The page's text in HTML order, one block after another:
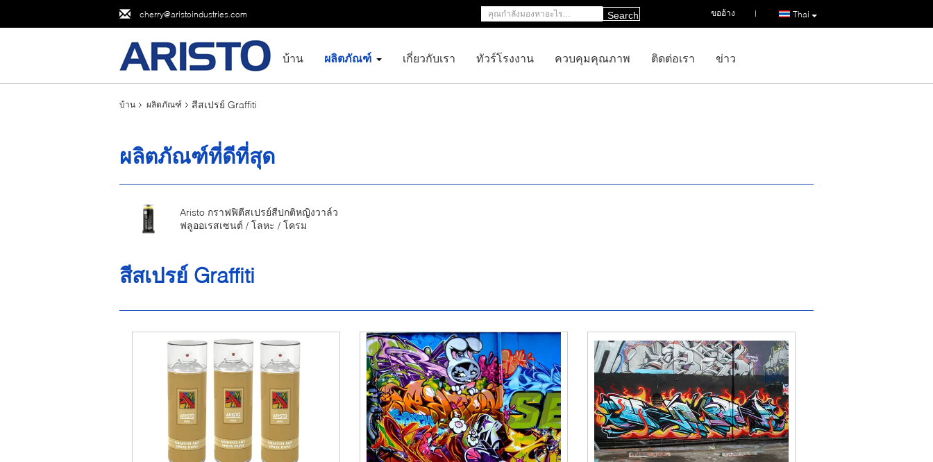
cherry@aristoindustries.com Thai
ขออ้าง |
Search
บ้าน ผลิตภัณฑ์ เกี่ยวกับเรา ทัวร์โรงงาน ควบคุมคุณภาพ ติดต่อเรา ข่าว
บ้าน ผลิตภัณฑ์ สีสเปรย์ Graffiti
ผลิตภัณฑ์ที่ดีที่สุด
Aristo กราฟฟิตีสเปรย์สีปกติหญิงวาล์ว
ฟลูออเรสเซนต์ / โลหะ / โครม
สีสเปรย์ Graffiti